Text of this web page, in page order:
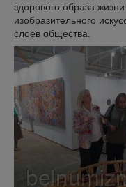
здорового образа
изобразительного
слоев общества.